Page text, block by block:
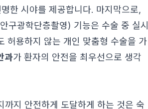
한 시야를 제공합니다. 마지막으로,
구광학단층촬영) 기능은 수술 중 실시
허용하지 않는 개인 맞춤형 수술을 가
과가 환자의 안전을 최우선으로 생각
지 안전하게 도달하게 하는 것은 숙